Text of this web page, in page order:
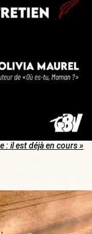
: il est déjà en cours »